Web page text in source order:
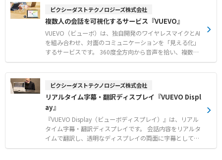
フラックスの付着状態や印字の検査 ●セラミック基板など
における微細な傷や欠陥の検出
ス入りで、長期保管でも箱が傷みにくい仕様です。 最大15
0kgの耐荷重に対応し、4人以上での安全な搬送をサポート
いたします。 【特徴】 ●本棚にすっきり収まるA4サイズ
のコンパクトな収納パッケージ ●身長が高い方や幅広い体
格にも対応するL2100mmの大判サイズ ●搬送時の滑り落
ちを防止する足元の袋状セーフティ構造 【用途・事例】
●オフィスや公共施設の備蓄用本棚への省スペース保管 ●
複数人（4人以上）での協力による安全な救護活動
ピクシーダストテクノロジーズ株式会社
複数人の会話を可視化するサービス『VUEVO』
VUEVO（ビューボ）は、独自開発のワイヤレスマイクとAI
を組み合わせ、対面のコミュニケーションを「見える化」
するサービスです。 360度全方向から音声を拾い、複数人
の同時発言も「誰が何を言ったか」正確に判別してテキス
ト化します。 会議終了後にはAIがタイトルや要約、ネクス
減可能です。 多言語翻訳やマルチデバイスにも対応し、あ
らゆる現場の生産性を向上させます。 【特徴】 ●高精度
な話者特定技術： 8つの内蔵マイクが発話者の方向を特
定。複数人が同時に話しても、混ざることなく個別にテキ
スト化 ●AIによる自動議事録生成： 会議終了後わずか2分
で、要約や会話の流れをAIが自動作成。手動の記録作業を
劇的に効率化 ●24言語以上のリアルタイム翻訳： 日本語
ピクシーダストテクノロジーズ株式会社
リアルタイム字幕・翻訳ディスプレイ『VUEVO Displ
ay』
『VUEVO Display（ビューボディスプレイ）』は、リアル
タイム字幕・翻訳ディスプレイです。 会話内容をリアルタ
イムで翻訳し、透明なディスプレイの両面に字幕として表
示します。 世界100種以上の言語に対応しており、訪日外